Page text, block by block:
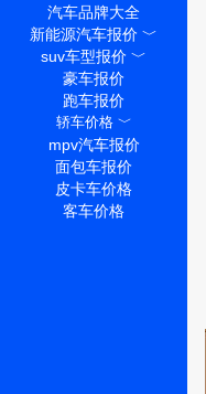
汽车品牌大全
新能源汽车报价 ﹀
suv车型报价 ﹀
豪车报价
跑车报价
轿车价格﹀
mpv汽车报价
面包车报价
皮卡车价格
客车价格